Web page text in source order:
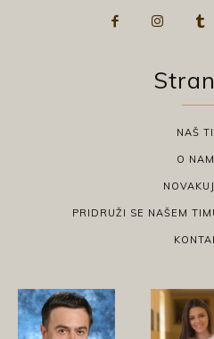
NAŠ
O
PRIDRUŽI SE NAŠEM